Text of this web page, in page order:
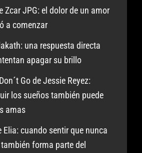
Zcar JPG: el dolor de un amor
a comenzar
una respuesta directa
apagar su brillo
Go de Jessie Reyez:
los sueños también puede
amas
Elia: cuando sentir que nunca
forma parte del